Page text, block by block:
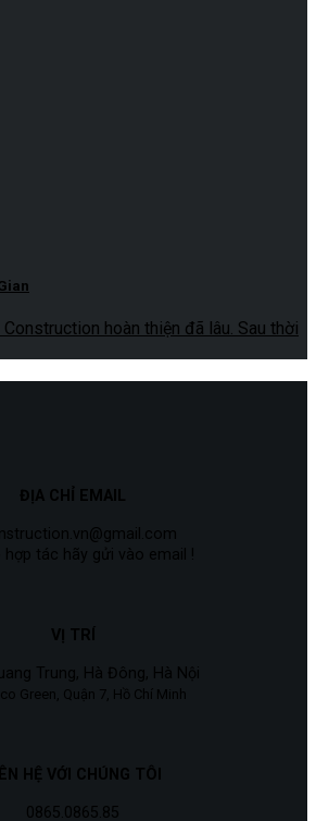
hoàn thiện đã lâu. Sau thời
ĐỊA CHỈ EMAIL
hợp tác hãy gửi vào email !
VỊ TRÍ
Trung, Hà Đông, Hà Nội
Green, Quận 7, Hồ Chí Minh
HỆ VỚI CHÚNG TÔI
0865.0865.85